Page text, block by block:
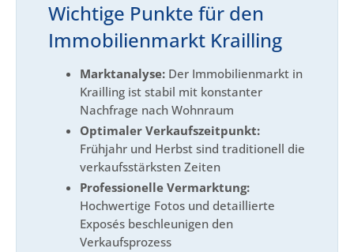
Wichtige Punkte für den
Immobilienmarkt Krailling
Marktanalyse: Der Immobilienmarkt in
Krailling ist stabil mit konstanter
Nachfrage nach Wohnraum
Optimaler Verkaufszeitpunkt:
Frühjahr und Herbst sind traditionell die
verkaufsstärksten Zeiten
Professionelle Vermarktung:
Hochwertige Fotos und detaillierte
Exposés beschleunigen den
Verkaufsprozess